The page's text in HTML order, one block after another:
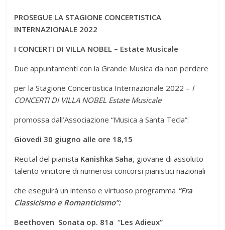
PROSEGUE LA STAGIONE CONCERTISTICA
INTERNAZIONALE 2022
I CONCERTI DI VILLA NOBEL – Estate Musicale
Due appuntamenti con la Grande Musica da non perdere
per la Stagione Concertistica Internazionale 2022 – I
CONCERTI DI VILLA NOBEL Estate Musicale
promossa dall’Associazione “Musica a Santa Tecla”:
Giovedì 30 giugno alle ore 18,15
Recital del pianista Kanishka Saha, giovane di assoluto
talento vincitore di numerosi concorsi pianistici nazionali
che eseguirà un intenso e virtuoso programma “Fra
Classicismo e Romanticismo”:
Beethoven Sonata op. 81a “Les Adieux”